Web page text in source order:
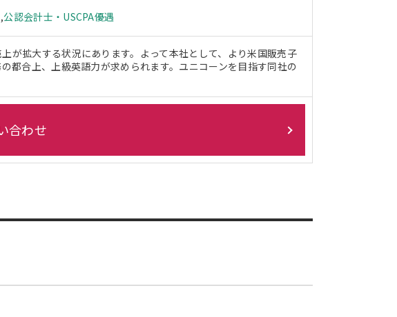
,公認会計士・USCPA優遇
が拡大する状況にあります。よって本社として、より米国販売子
都合上、上級英語力が求められます。ユニコーンを目指す同社の
合わせ